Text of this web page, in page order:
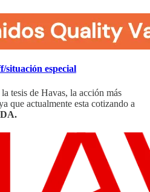
situación especial
tesis de Havas, la acción más
que actualmente esta cotizando a